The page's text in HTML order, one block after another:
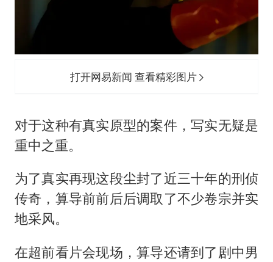
打开网易新闻 查看精彩图片
对于这种有真实原型的案件，写实无疑是
重中之重。
为了真实再现这段尘封了近三十年的刑侦
传奇，算导前前后后调取了不少卷宗并实
地采风。
在超前看片会现场，算导还请到了剧中男